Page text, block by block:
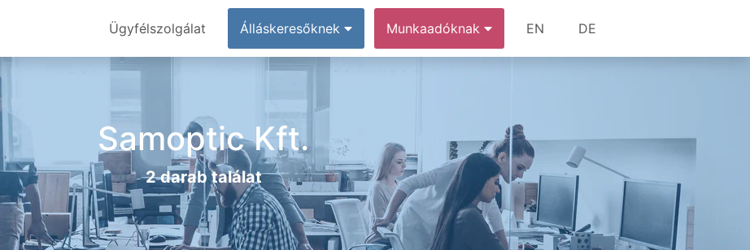
Ügyfélszolgálat Álláskeresőknek Munkaadóknak EN DE
Samoptic Kft.
2 darab találat